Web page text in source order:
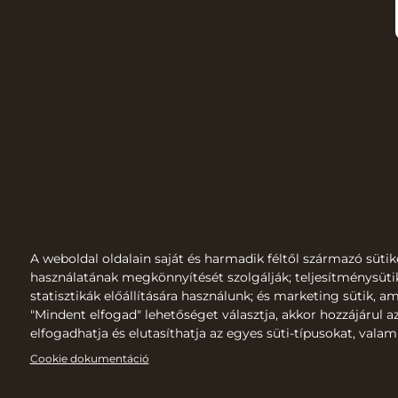
A weboldal oldalain saját és harmadik féltől származó
használatának megkönnyítését szolgálják;
statisztikák előállítására használunk; és marketing sütik,
"Mindent elfogad" lehetőséget választja, akkor hozzájárul
elfogadhatja és elutasíthatja az egyes süti-típusokat,
Cookie dokumentáció